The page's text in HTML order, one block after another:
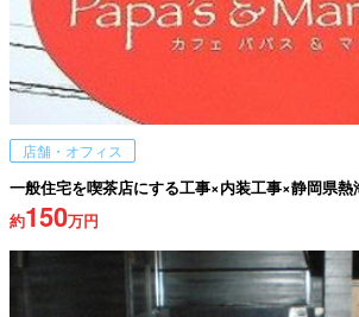
店舗・オフィス
一般住宅を喫茶店にする工事×内装工事×静岡県熱
約150万円